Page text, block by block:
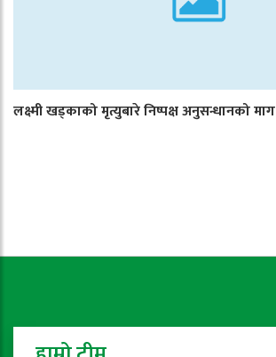
लक्ष्मी खड्काको मृत्युबारे निष्पक्ष अनुसन्धानको माग